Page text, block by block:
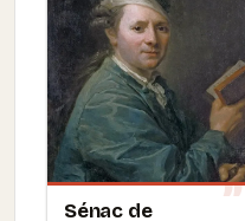
Sénac de